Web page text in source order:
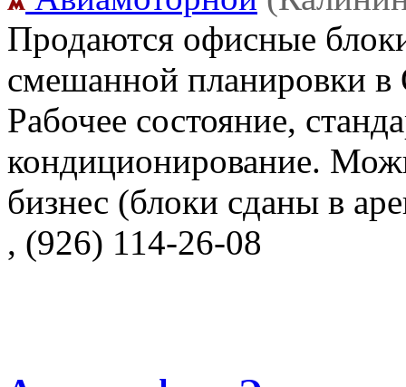
Продаются офисные
смешанной планировки
Рабочее состояние,
кондиционирование.
бизнес (блоки сданы в
, (926) 114-26-08